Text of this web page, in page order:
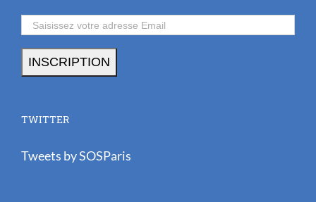
TWITTER
Tweets by SOSParis